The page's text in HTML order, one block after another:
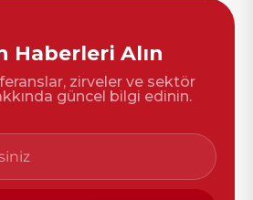
Haberleri Alın
zirveler ve sektör
güncel bilgi edinin.